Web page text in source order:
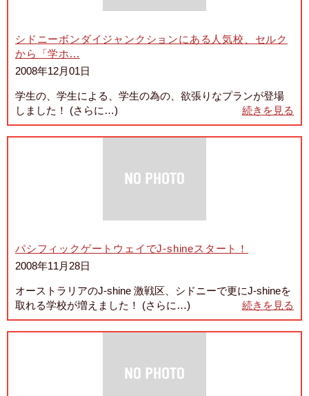
シドニーボンダイジャンクションにある人気校、セルク
から「学ホ...
2008年12月01日
学生の、学生による、学生の為の、欲張りなプランが登場
しました！ (さらに…)
続きを見る
パシフィックゲートウェイでJ-shineスタート！
2008年11月28日
オーストラリアのJ-shine 激戦区、シドニーで更にJ-shineを
取れる学校が増えました！ (さらに…)
続きを見る